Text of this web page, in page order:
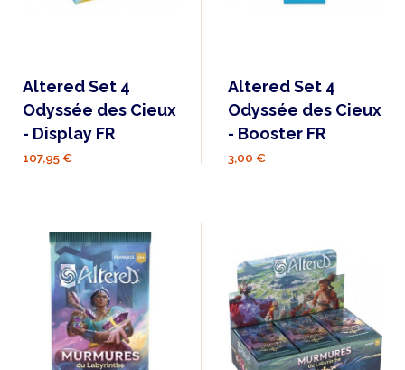
Altered Set 4
Odyssée des Cieux
- Display FR
107,95 €
Altered Set 4
Odyssée des Cieux
- Booster FR
3,00 €